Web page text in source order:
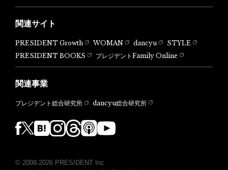
関連サイト
PRESIDENT Growth WOMAN dancyu
STYLE
PRESIDENT BOOKS
プレジデントFamily Online
関連事業
プレジデント総合研究所 dancyu総合研究所
© 2008-2026 PRESIDENT Inc.